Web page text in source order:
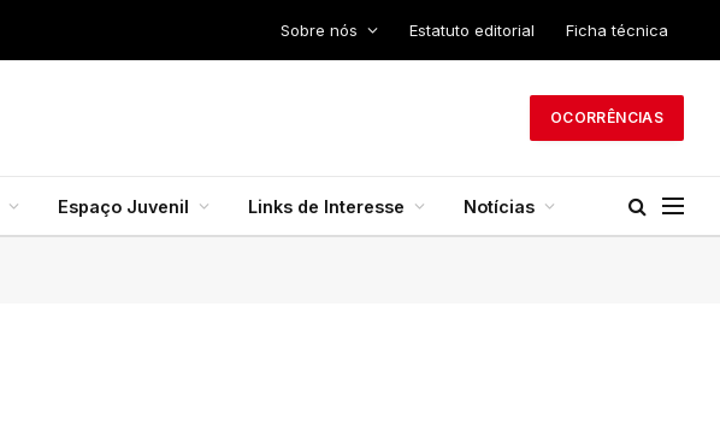
Sobre nós Estatuto editorial Ficha técnica
OCORRÊNCIAS
Espaço Juvenil Links de Interesse Notícias